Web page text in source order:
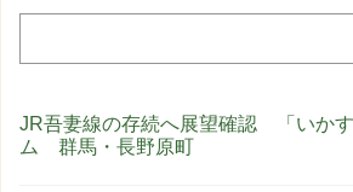
JR吾妻線の存続へ展望確認 「いか
ム 群馬・長野原町